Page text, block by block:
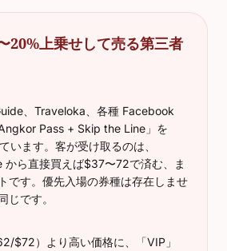
20%上乗せして売る第三者
、Traveloka、各種 Facebook
Pass + Skip the Line」を
います。客が受け取るのは、
ら直接買えば$37〜72で済む、ま
です。優先入場の券種は存在しませ
じです。
$72）より高い価格に、「VIP」